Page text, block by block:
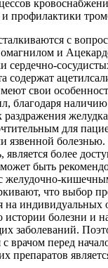
с
и
сердечно-
содержат
свои
благодаря
для
язвенной
является более
быть
желудочно-
что выбор
на индивидуальных
истории болезни и
заболеваний.
с врачом перед
препаратов